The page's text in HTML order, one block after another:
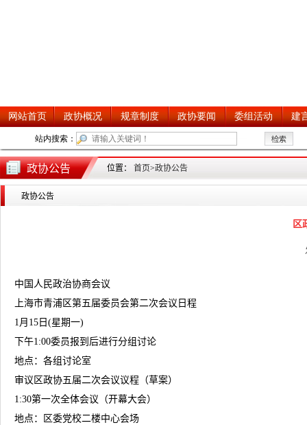
政协公告 位置： 首页>政协公告
政协公告
区
中国人民政治协商会议
上海市青浦区第五届委员会第二次会议日程
1月15日(星期一)
下午1:00委员报到后进行分组讨论
地点：各组讨论室
审议区政协五届二次会议议程（草案）
1:30第一次全体会议（开幕大会）
地点：区委党校二楼中心会场